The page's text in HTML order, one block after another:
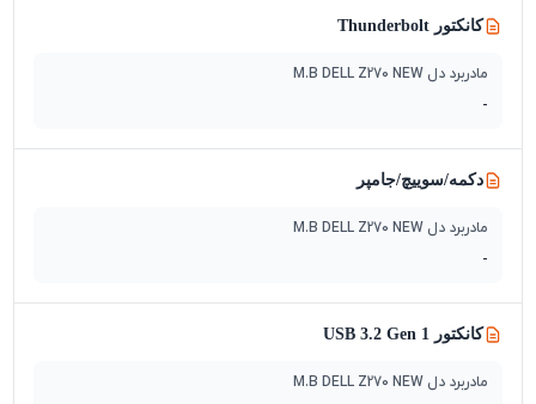
کانکتور Thunderbolt
مادربرد دل M.B DELL Z270 NEW
-
دکمه/سوییچ‌/جامپر
مادربرد دل M.B DELL Z270 NEW
-
کانکتور USB 3.2 Gen 1
مادربرد دل M.B DELL Z270 NEW